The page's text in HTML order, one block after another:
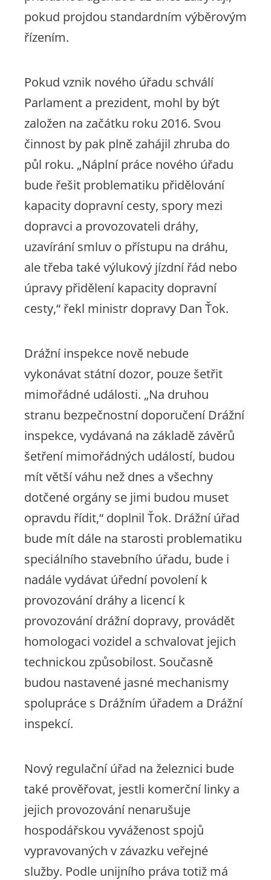
pokud projdou standardním výběrovým
řízením.
Pokud vznik nového úřadu schválí
Parlament a prezident, mohl by být
založen na začátku roku 2016. Svou
činnost by pak plně zahájil zhruba do
půl roku. „Náplní práce nového úřadu
bude řešit problematiku přidělování
kapacity dopravní cesty, spory mezi
dopravci a provozovateli dráhy,
uzavírání smluv o přístupu na dráhu,
ale třeba také výlukový jízdní řád nebo
úpravy přidělení kapacity dopravní
cesty,“ řekl ministr dopravy Dan Ťok.
Drážní inspekce nově nebude
vykonávat státní dozor, pouze šetřit
mimořádné události. „Na druhou
stranu bezpečnostní doporučení Drážní
inspekce, vydávaná na základě závěrů
šetření mimořádných událostí, budou
mít větší váhu než dnes a všechny
dotčené orgány se jimi budou muset
opravdu řídit,“ doplnil Ťok. Drážní úřad
bude mít dále na starosti problematiku
speciálního stavebního úřadu, bude i
nadále vydávat úřední povolení k
provozování dráhy a licencí k
provozování drážní dopravy, provádět
homologaci vozidel a schvalovat jejich
technickou způsobilost. Současně
budou nastavené jasné mechanismy
spolupráce s Drážním úřadem a Drážní
inspekcí.
Nový regulační úřad na železnici bude
také prověřovat, jestli komerční linky a
jejich provozování nenarušuje
hospodářskou vyváženost spojů
vypravovaných v závazku veřejné
služby. Podle unijního práva totiž má